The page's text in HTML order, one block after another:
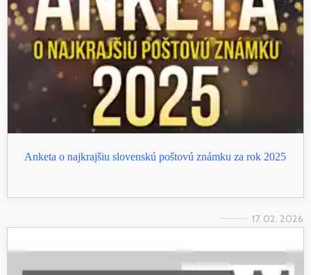
Anketa o najkrajšiu slovenskú poštovú známku za rok 2025
17. 02. 2026